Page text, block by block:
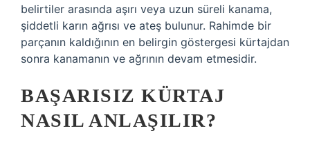
belirtiler arasında aşırı veya uzun süreli kanama,
şiddetli karın ağrısı ve ateş bulunur. Rahimde bir
parçanın kaldığının en belirgin göstergesi kürtajdan
sonra kanamanın ve ağrının devam etmesidir.
BAŞARISIZ KÜRTAJ
NASIL ANLAŞILIR?